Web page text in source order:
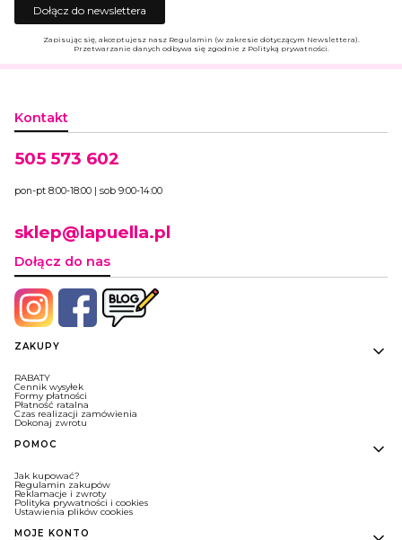
Dołącz do newslettera
Zapisując się, akceptujesz nasz Regulamin (w zakresie dotyczącym Newslettera).
Przetwarzanie danych odbywa się zgodnie z Polityką prywatności.
Kontakt
505 573 602
pon-pt 8:00-18:00 | sob 9:00-14:00
sklep@lapuella.pl
Dołącz do nas
Linki w stopce
ZAKUPY
RABATY
Cennik wysyłek
Formy płatności
Płatność ratalna
Czas realizacji zamówienia
Dokonaj zwrotu
POMOC
Jak kupować?
Regulamin zakupów
Reklamacje i zwroty
Polityka prywatności i cookies
Ustawienia plików cookies
MOJE KONTO